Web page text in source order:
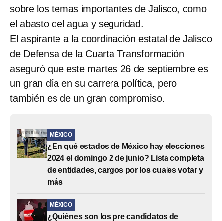
sobre los temas importantes de Jalisco, como
el abasto del agua y seguridad.
El aspirante a la coordinación estatal de Jalisco
de Defensa de la Cuarta Transformación
aseguró que este martes 26 de septiembre es
un gran día en su carrera política, pero
también es de un gran compromiso.
MÉXICO
¿En qué estados de México hay elecciones
2024 el domingo 2 de junio? Lista completa
de entidades, cargos por los cuales votar y
más
MÉXICO
¿Quiénes son los pre candidatos de